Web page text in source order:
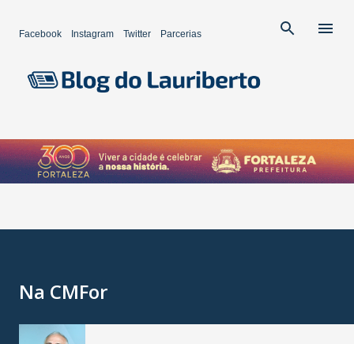
Facebook Instagram Twitter Parcerias
Na CMFor